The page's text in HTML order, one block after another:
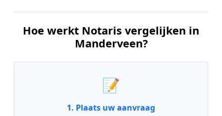
Hoe werkt Notaris vergelijken in
Manderveen?
📝
1. Plaats uw aanvraag